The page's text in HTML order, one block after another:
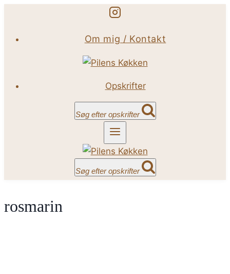
indhold
Om mig / Kontakt
Opskrifter
Søg efter opskrifter
Søg efter opskrifter
rosmarin